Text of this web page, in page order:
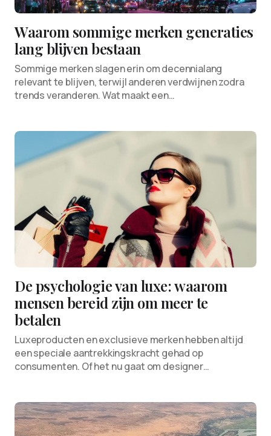
Waarom sommige merken generaties
lang blijven bestaan
Sommige merken slagen erin om decennialang
relevant te blijven, terwijl anderen verdwijnen zodra
trends veranderen. Wat maakt een…
De psychologie van luxe: waarom
mensen bereid zijn om meer te
betalen
Luxeproducten en exclusieve merken hebben altijd
een speciale aantrekkingskracht gehad op
consumenten. Of het nu gaat om designer…